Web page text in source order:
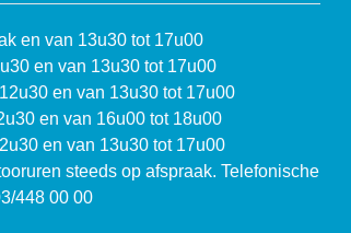
en van 13u30 tot 17u00
en van 13u30 tot 17u00
en van 13u30 tot 17u00
en van 16u00 tot 18u00
en van 13u30 tot 17u00
steeds op afspraak. Telefonische
448 00 00